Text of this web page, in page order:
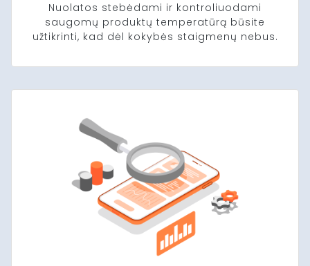
Nuolatos stebėdami ir kontroliuodami
saugomų produktų temperatūrą būsite
užtikrinti, kad dėl kokybės staigmenų nebus.